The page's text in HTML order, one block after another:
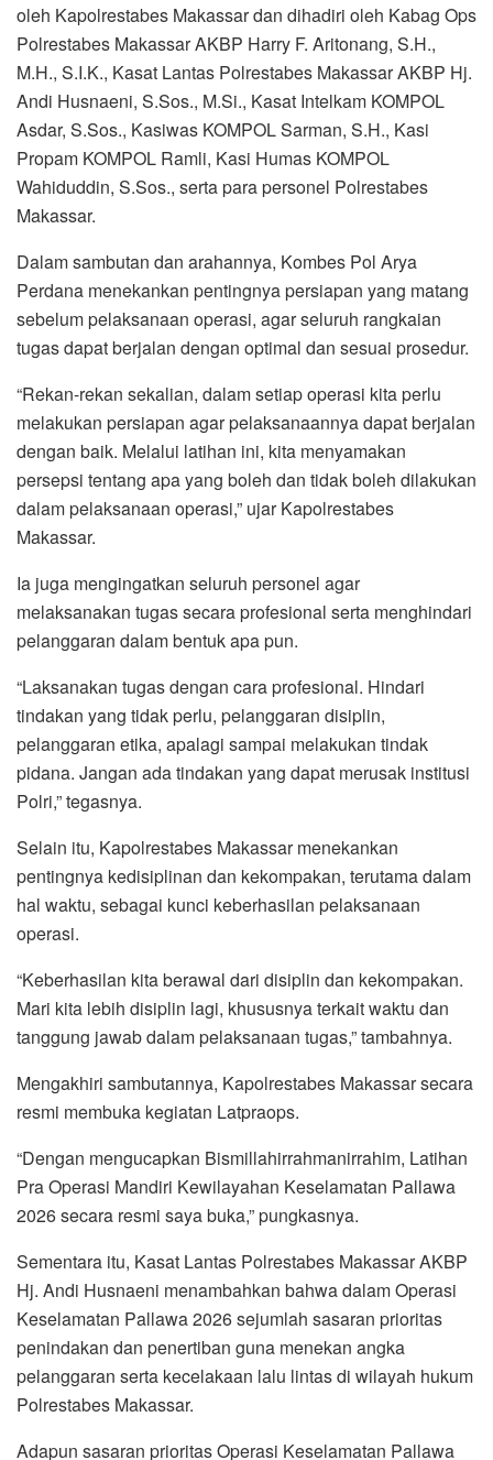
oleh Kapolrestabes Makassar dan dihadiri oleh Kabag Ops
Polrestabes Makassar AKBP Harry F. Aritonang, S.H.,
M.H., S.I.K., Kasat Lantas Polrestabes Makassar AKBP Hj.
Andi Husnaeni, S.Sos., M.Si., Kasat Intelkam KOMPOL
Asdar, S.Sos., Kasiwas KOMPOL Sarman, S.H., Kasi
Propam KOMPOL Ramli, Kasi Humas KOMPOL
Wahiduddin, S.Sos., serta para personel Polrestabes
Makassar.
Dalam sambutan dan arahannya, Kombes Pol Arya
Perdana menekankan pentingnya persiapan yang matang
sebelum pelaksanaan operasi, agar seluruh rangkaian
tugas dapat berjalan dengan optimal dan sesuai prosedur.
“Rekan-rekan sekalian, dalam setiap operasi kita perlu
melakukan persiapan agar pelaksanaannya dapat berjalan
dengan baik. Melalui latihan ini, kita menyamakan
persepsi tentang apa yang boleh dan tidak boleh dilakukan
dalam pelaksanaan operasi,” ujar Kapolrestabes
Makassar.
Ia juga mengingatkan seluruh personel agar
melaksanakan tugas secara profesional serta menghindari
pelanggaran dalam bentuk apa pun.
“Laksanakan tugas dengan cara profesional. Hindari
tindakan yang tidak perlu, pelanggaran disiplin,
pelanggaran etika, apalagi sampai melakukan tindak
pidana. Jangan ada tindakan yang dapat merusak institusi
Polri,” tegasnya.
Selain itu, Kapolrestabes Makassar menekankan
pentingnya kedisiplinan dan kekompakan, terutama dalam
hal waktu, sebagai kunci keberhasilan pelaksanaan
operasi.
“Keberhasilan kita berawal dari disiplin dan kekompakan.
Mari kita lebih disiplin lagi, khususnya terkait waktu dan
tanggung jawab dalam pelaksanaan tugas,” tambahnya.
Mengakhiri sambutannya, Kapolrestabes Makassar secara
resmi membuka kegiatan Latpraops.
“Dengan mengucapkan Bismillahirrahmanirrahim, Latihan
Pra Operasi Mandiri Kewilayahan Keselamatan Pallawa
2026 secara resmi saya buka,” pungkasnya.
Sementara itu, Kasat Lantas Polrestabes Makassar AKBP
Hj. Andi Husnaeni menambahkan bahwa dalam Operasi
Keselamatan Pallawa 2026 sejumlah sasaran prioritas
penindakan dan penertiban guna menekan angka
pelanggaran serta kecelakaan lalu lintas di wilayah hukum
Polrestabes Makassar.
Adapun sasaran prioritas Operasi Keselamatan Pallawa